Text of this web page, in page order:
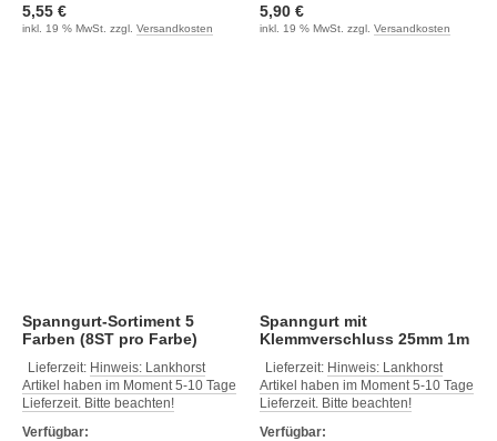
5,55 €
inkl. 19 % MwSt. zzgl. Versandkosten
5,90 €
inkl. 19 % MwSt. zzgl. Versandkosten
Spanngurt-Sortiment 5
Farben (8ST pro Farbe)
Lieferzeit: Hinweis: Lankhorst
Artikel haben im Moment 5-10 Tage
Lieferzeit. Bitte beachten!
Verfügbar:
Spanngurt mit
Klemmverschluss 25mm 1m
Lieferzeit: Hinweis: Lankhorst
Artikel haben im Moment 5-10 Tage
Lieferzeit. Bitte beachten!
Verfügbar: